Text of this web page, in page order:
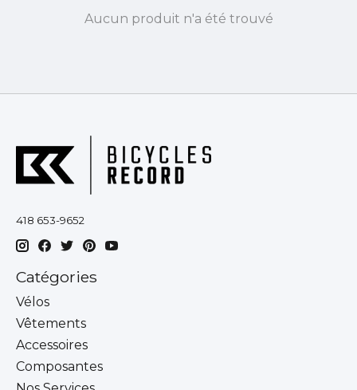
Aucun produit n'a été trouvé
418 653-9652
Catégories
Vélos
Vêtements
Accessoires
Composantes